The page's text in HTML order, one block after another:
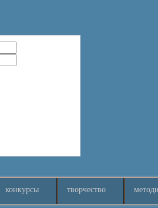
конкурсы творчество